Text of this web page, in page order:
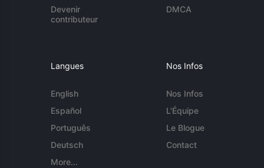
Devenir
contributeur
DMCA
Langues
English
Español
Português
Deutsch
More...
Nos Infos
Nos Infos
L'Équipe
Le Blogue
Contact